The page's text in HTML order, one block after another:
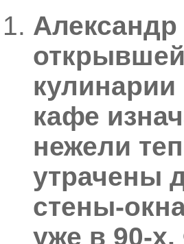
кулинарии
кафе
нежели
утрачены
стены-
уже в 90-